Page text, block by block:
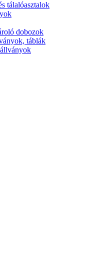
tálalóasztalok
dobozok
táblák